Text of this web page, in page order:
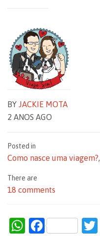
BY JACKIE MOTA
2 ANOS AGO
Posted in
Como nasce uma viagem?,
There are
18 comments
W F